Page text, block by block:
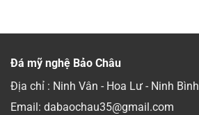
Đá mỹ nghệ Bảo Châu
Địa chỉ : Ninh Vân - Hoa Lư - Ninh Bình
Email: dabaochau35@gmail.com